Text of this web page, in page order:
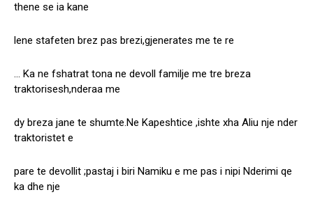
thene se ia kane
lene stafeten brez pas brezi,gjenerates me te re
… Ka ne fshatrat tona ne devoll familje me tre breza
traktorisesh,nderaa me
dy breza jane te shumte.Ne Kapeshtice ,ishte xha Aliu nje nder
traktoristet e
pare te devollit ;pastaj i biri Namiku e me pas i nipi Nderimi qe
ka dhe nje